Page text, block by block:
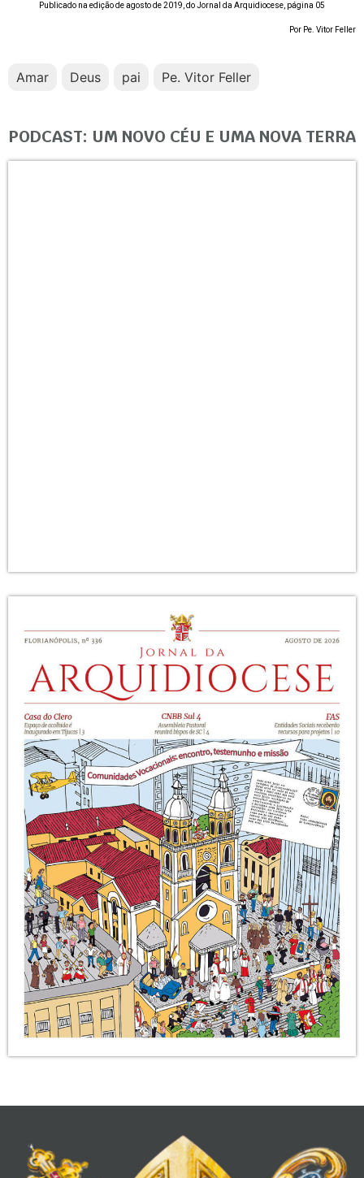
Publicado na edição de agosto de 2019, do Jornal da Arquidiocese, página 05
Por Pe. Vitor Feller
Amar Deus pai Pe. Vitor Feller
PODCAST: UM NOVO CÉU E UMA NOVA TERRA